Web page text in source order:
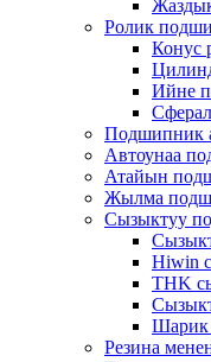
Ролик
Конус
Ийне
Подшипник
Автоунаа
Атайын
Жылма
Сызыктуу
Hiwin
THK
Шарик
Резина